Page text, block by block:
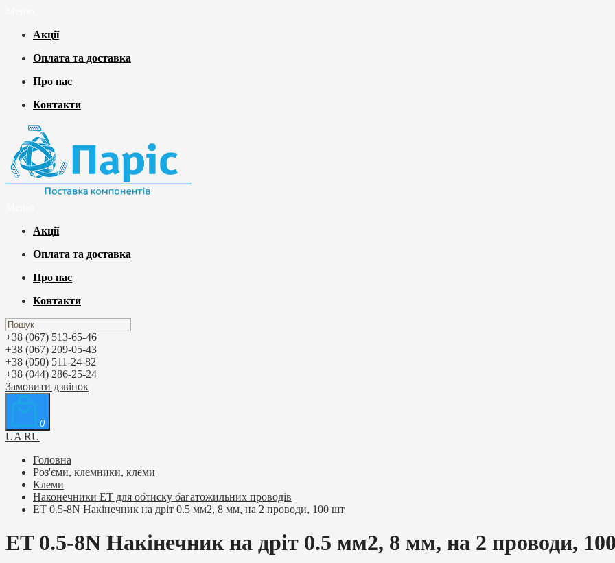
Акції
Оплата та доставка
Про нас
Контакти
Акції
Оплата та доставка
Про нас
Контакти
+38 (067) 513-65-46
+38 (067) 209-05-43
+38 (050) 511-24-82
+38 (044) 286-25-24
Замовити дзвінок
0
UA RU
Головна
Роз'єми, клемники, клеми
Клеми
Наконечники ET для обтиску багатожильних проводів
ET 0.5-8N Накінечник на дріт 0.5 мм2, 8 мм, на 2 проводи, 100 шт
ET 0.5-8N Накінечник на дріт 0.5 мм2, 8 мм, на 2 проводи,